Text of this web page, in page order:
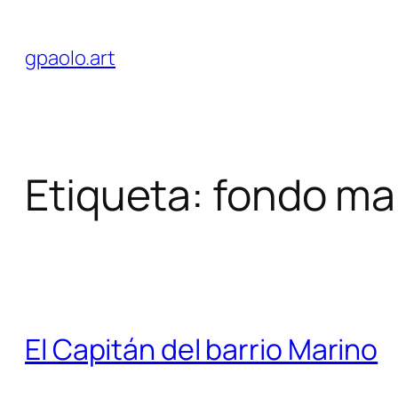
contenido
gpaolo.art
Etiqueta: fondo
El Capitán del barrio Marino